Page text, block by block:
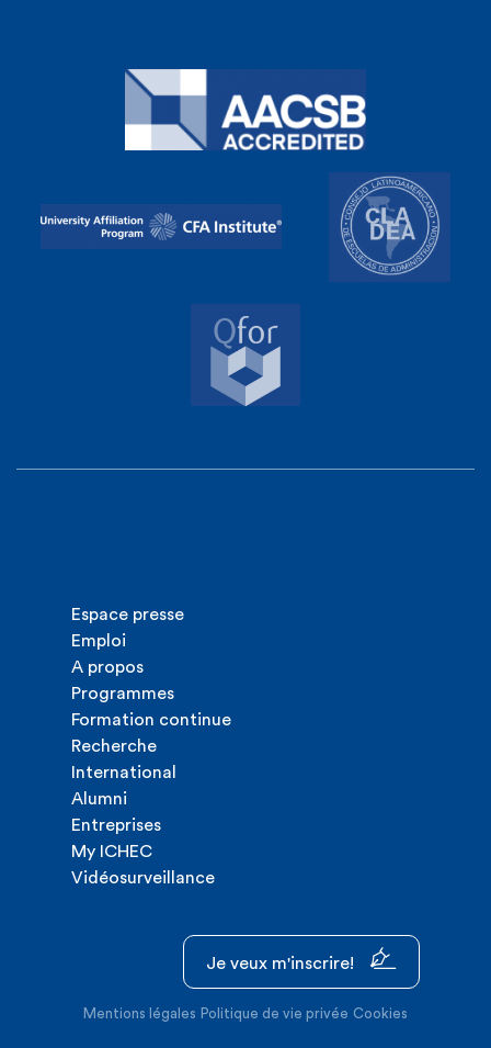
Espace presse
Emploi
A propos
Programmes
Formation continue
Recherche
International
Alumni
Entreprises
My ICHEC
Vidéosurveillance
Je veux m'inscrire!
Mentions légales Politique de vie privée Cookies